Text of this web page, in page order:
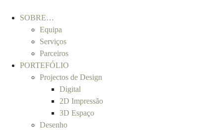
SOBRE…
Equipa
Serviços
Parceiros
PORTEFÓLIO
Projectos de Design
Digital
2D Impressão
3D Espaço
Desenho